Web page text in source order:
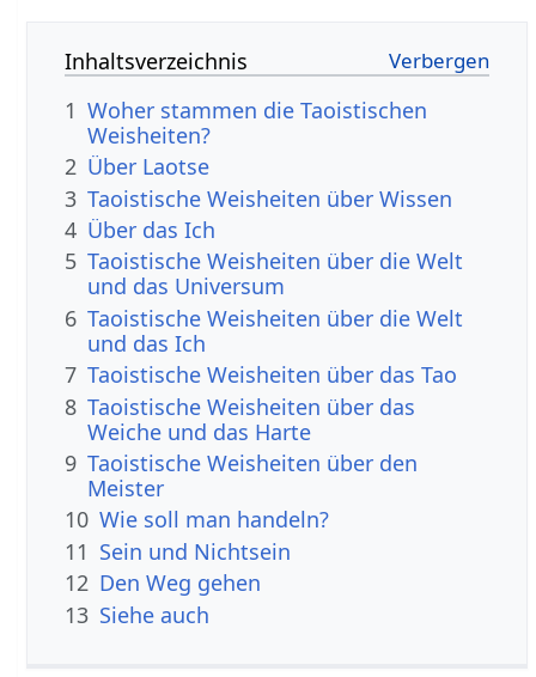
Inhaltsverzeichnis
1 Woher stammen die Taoistischen
Weisheiten?
2 Über Laotse
3 Taoistische Weisheiten über Wissen
4 Über das Ich
5 Taoistische Weisheiten über die Welt
und das Universum
6 Taoistische Weisheiten über die Welt
und das Ich
7 Taoistische Weisheiten über das Tao
8 Taoistische Weisheiten über das
Weiche und das Harte
9 Taoistische Weisheiten über den
Meister
10 Wie soll man handeln?
11 Sein und Nichtsein
12 Den Weg gehen
13 Siehe auch